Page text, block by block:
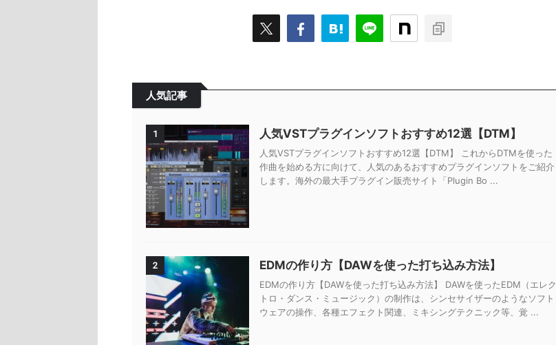
人気記事
1 人気VSTプラグインソフトおすすめ12選【DTM】
人気VSTプラグインソフトおすすめ12選【DTM】 これからDTMを使った
作曲を始める方に向けて、人気のあるおすすめプラグインソフトをご紹介
します。海外の最大手プラグイン販売サイト「Plugin Bo ...
2 EDMの作り方【DAWを使った打ち込み方法】
EDMの作り方【DAWを使った打ち込み方法】 DAWを使ったEDM（エレク
トロ・ダンス・ミュージック）の制作は、シンセサイザーのようなソフト
ウェアの操作、各種エフェクト関連、ミキシングテクニック等、覚 ...